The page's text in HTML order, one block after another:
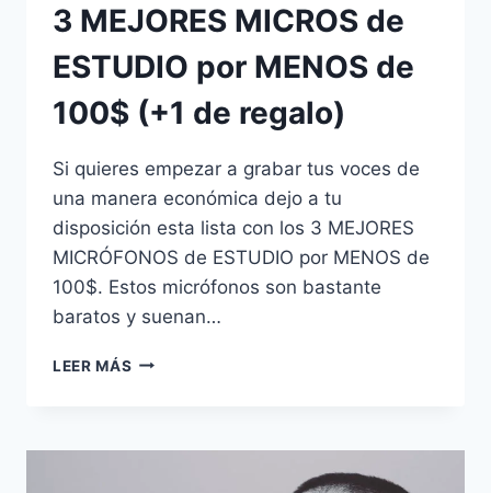
3 MEJORES MICROS de
ESTUDIO por MENOS de
100$ (+1 de regalo)
Si quieres empezar a grabar tus voces de
una manera económica dejo a tu
disposición esta lista con los 3 MEJORES
MICRÓFONOS de ESTUDIO por MENOS de
100$. Estos micrófonos son bastante
baratos y suenan…
LEER MÁS